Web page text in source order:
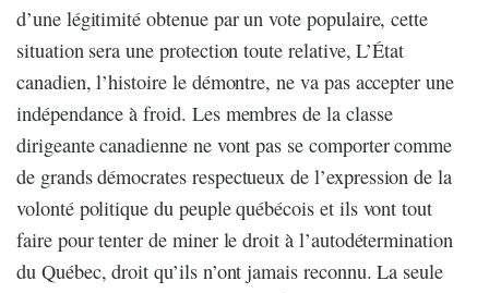
d’une légitimité obtenue par un vote populaire, cette
situation sera une protection toute relative, L’État
canadien, l’histoire le démontre, ne va pas accepter une
indépendance à froid. Les membres de la classe
dirigeante canadienne ne vont pas se comporter comme
de grands démocrates respectueux de l’expression de la
volonté politique du peuple québécois et ils vont tout
faire pour tenter de miner le droit à l’autodétermination
du Québec, droit qu’ils n’ont jamais reconnu. La seule